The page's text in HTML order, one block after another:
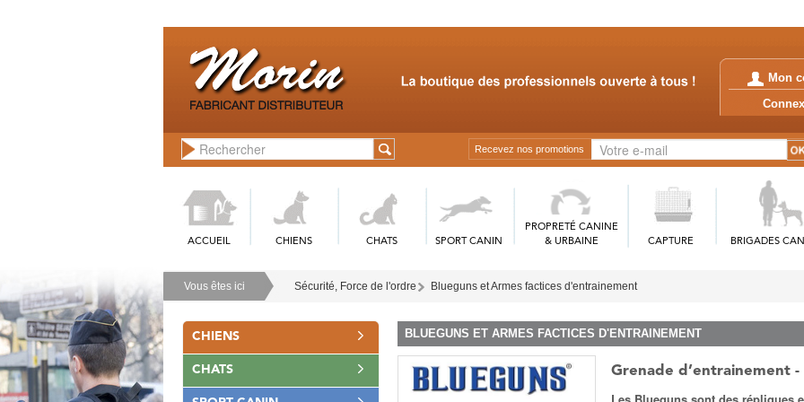
Mon
Recevez nos promotions
ACCUEIL CHIENS CHATS SPORT CANIN
PROPRETÉ CANINE
& URBAINE
CAPTURE BRIGADES
Vous êtes ici Sécurité, Force de l'ordre Blueguns et Armes factices d'entrainement
CHIENS
CHATS
BLUEGUNS ET ARMES FACTICES D'ENTRAINEMENT
Grenade d’entrainement -